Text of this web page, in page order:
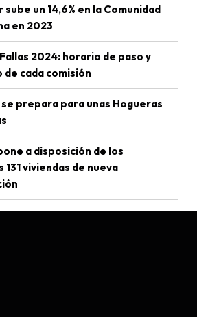
sube un 14,6% en la Comunidad
en 2023
2024: horario de paso y
cada comisión
prepara para unas Hogueras
a disposición de los
viviendas de nueva